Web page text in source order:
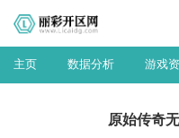
主页 数据分析 游戏
原始传奇